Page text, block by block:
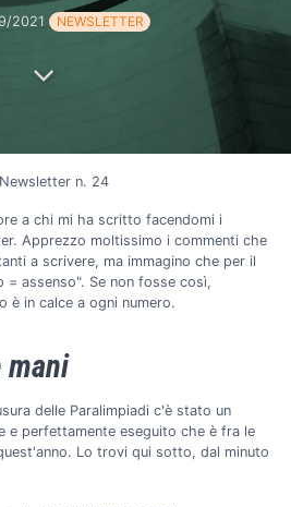
2021 NEWSLETTER
Newsletter n. 24
a chi mi ha scritto facendomi i
Apprezzo moltissimo i commenti che
a scrivere, ma immagino che per il
= assenso". Se non fosse così,
è in calce a ogni numero.
mani
delle Paralimpiadi c'è stato un
e perfettamente eseguito che è fra le
Lo trovi qui sotto, dal minuto